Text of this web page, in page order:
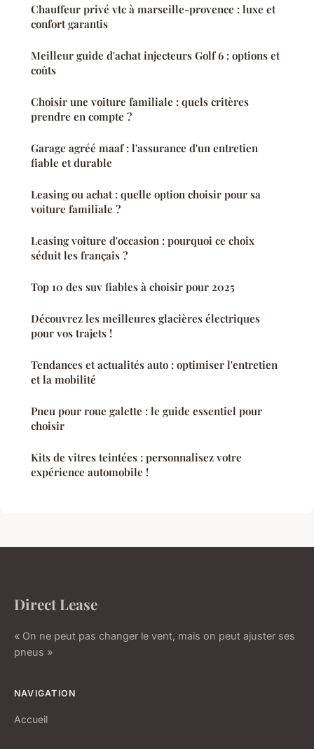
Chauffeur privé vtc à marseille-provence : luxe et
confort garantis
Meilleur guide d'achat injecteurs Golf 6 : options et
coûts
Choisir une voiture familiale : quels critères
prendre en compte ?
Garage agréé maaf : l'assurance d'un entretien
fiable et durable
Leasing ou achat : quelle option choisir pour sa
voiture familiale ?
Leasing voiture d'occasion : pourquoi ce choix
séduit les français ?
Top 10 des suv fiables à choisir pour 2025
Découvrez les meilleures glacières électriques
pour vos trajets !
Tendances et actualités auto : optimiser l'entretien
et la mobilité
Pneu pour roue galette : le guide essentiel pour
choisir
Kits de vitres teintées : personnalisez votre
expérience automobile !
Direct Lease
« On ne peut pas changer le vent, mais on peut ajuster ses
pneus »
NAVIGATION
Accueil